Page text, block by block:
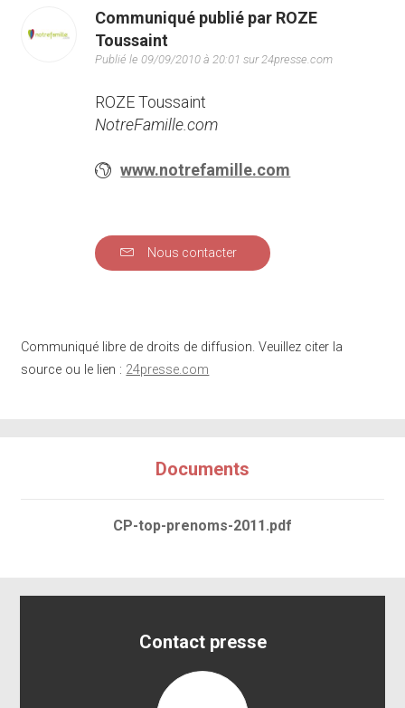
Communiqué publié par ROZE
Toussaint
Publié le 09/09/2010 à 20:01 sur 24presse.com
ROZE Toussaint
NotreFamille.com
www.notrefamille.com
Nous contacter
Communiqué libre de droits de diffusion. Veuillez citer la
source ou le lien : 24presse.com
Documents
CP-top-prenoms-2011.pdf
Contact presse